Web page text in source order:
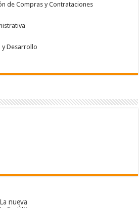
de Compras y Contrataciones
y Desarrollo
nueva